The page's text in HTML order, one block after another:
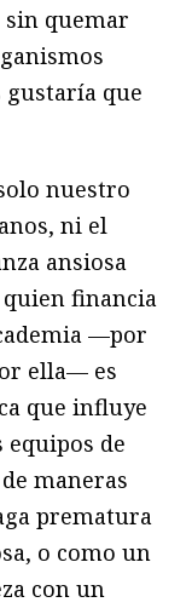
sin quemar
que
nuestro
ni el
ansiosa
financia
—por
ella— es
que influye
de
maneras
prematura
o como un
con un